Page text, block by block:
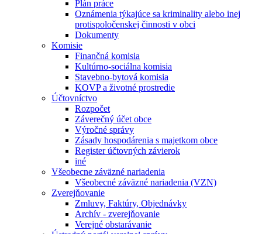
Plán práce
Oznámenia týkajúce sa kriminality alebo inej
protispoločenskej činnosti v obci
Dokumenty
Komisie
Finančná komisia
Kultúrno-sociálna komisia
Stavebno-bytová komisia
KOVP a životné prostredie
Účtovníctvo
Rozpočet
Záverečný účet obce
Výročné správy
Zásady hospodárenia s majetkom obce
Register účtovných závierok
iné
Všeobecne záväzné nariadenia
Všeobecné záväzné nariadenia (VZN)
Zverejňovanie
Zmluvy, Faktúry, Objednávky
Archív - zverejňovanie
Verejné obstarávanie